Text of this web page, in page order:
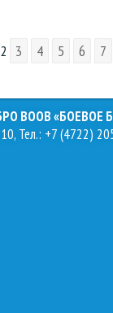
2 3 4 5 6 7
ВООВ «БОЕВОЕ
Тел.: +7 (4722)